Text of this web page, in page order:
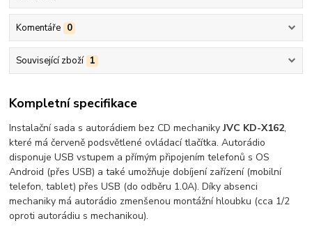
Komentáře 0
Související zboží 1
Kompletní specifikace
Instalační sada s autorádiem bez CD mechanikyJVC KD-X162,
které má červeně podsvětlené ovládací tlačítka. Autorádio
disponuje USB vstupem a přímým připojením telefonů s OS
Android (přes USB) a také umožňuje dobíjení zařízení (mobilní
telefon, tablet) přes USB (do odběru 1.0A). Díky absenci
mechaniky má autorádio zmenšenou montážní hloubku (cca 1/2
oproti autorádiu s mechanikou).